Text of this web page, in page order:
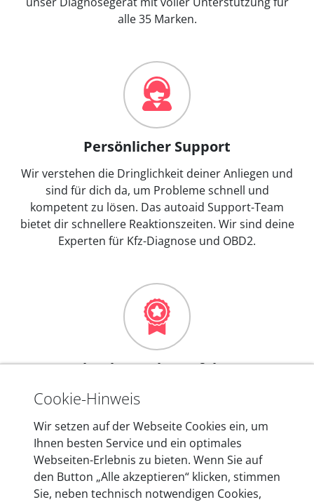
alle 35 Marken.
Persönlicher Support
Wir verstehen die Dringlichkeit deiner Anliegen und
sind für dich da, um Probleme schnell und
kompetent zu lösen. Das autoaid Support-Team
bietet dir schnellere Reaktionszeiten. Wir sind deine
Experten für Kfz-Diagnose und OBD2.
Mehr als 10 Jahre Erfahrung
In den Kfz-Diagnosegeräten von autoaid stecken
entwickeln wir unsere Produkte am Standort in
Berlin laufend weiter. Auf diese Qualität vertrauen
heute mehr als 60.000 Privatkunden und
Unternehmen.
Cookie-Hinweis
Wir setzen auf der Webseite Cookies ein, um
Ihnen besten Service und ein optimales
Webseiten-Erlebnis zu bieten. Wenn Sie auf
den Button „Alle akzeptieren“ klicken, stimmen
Sie, neben technisch notwendigen Cookies,